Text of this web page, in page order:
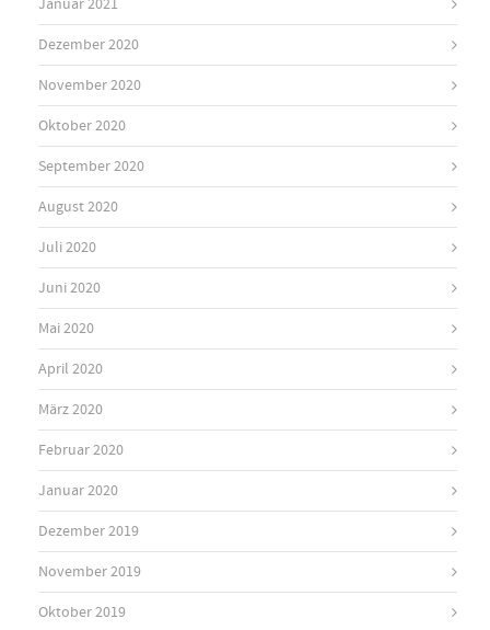
Januar 2021
Dezember 2020
November 2020
Oktober 2020
September 2020
August 2020
Juli 2020
Juni 2020
Mai 2020
April 2020
März 2020
Februar 2020
Januar 2020
Dezember 2019
November 2019
Oktober 2019